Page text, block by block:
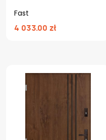
Fast
4 033.00 zł